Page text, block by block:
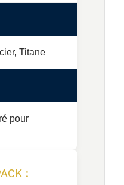
Titane
pour
: